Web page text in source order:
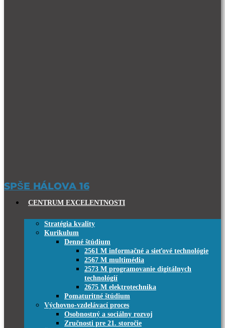
SPŠE HÁLOVA 16
CENTRUM EXCELENTNOSTI
Stratégia kvality
Kurikulum
Denné štúdium
2561 M informačné a sieťové technológie
2567 M multimédia
2573 M programovanie digitálnych
technológií
2675 M elektrotechnika
Pomaturitné štúdium
Výchovno-vzdelávací proces
Osobnostný a sociálny rozvoj
Zručnosti pre 21. storočie